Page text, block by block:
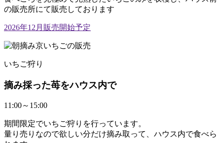
の販売所にて販売しております
2026年12月販売開始予定
いちご狩り
摘み採った苺をハウス内で
11:00～15:00
期間限定でいちご狩りを行っています。
量り売りなので欲しい分だけ摘み取って、ハウス内で食べら